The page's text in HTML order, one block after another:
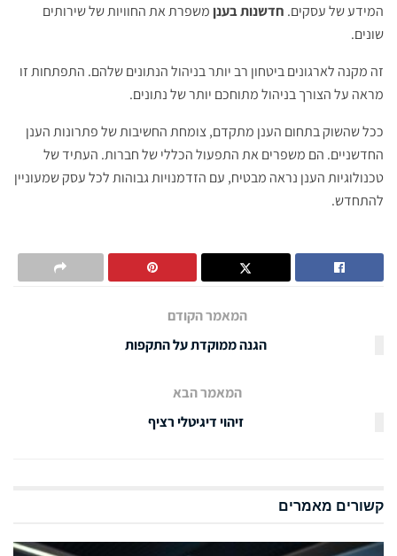
המידע של עסקים. חדשנות בענןמשפרת את החוויות של שירותים
שונים.
זה מקנה לארגונים ביטחון רב יותר בניהול הנתונים שלהם. התפתחות זו
מראה על הצורך בניהול מתוחכם יותר של נתונים.
ככל שהשוק בתחום הענן מתקדם, צומחת החשיבות של פתרונות הענן
החדשניים. הם משפרים את התפעול הכללי של חברות. העתיד של
טכנולוגיות הענן נראה מבטיח, עם הזדמנויות גבוהות לכל עסק שמעוניין
להתחדש.
המאמר הקודם
הגנה ממוקדת על התקפות
המאמר הבא
זיהוי דיגיטלי רציף
קשורים מאמרים